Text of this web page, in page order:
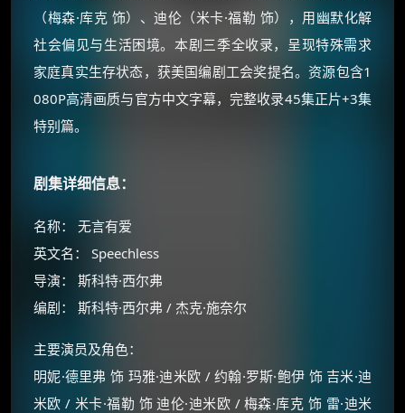
（梅森·库克 饰）、迪伦（米卡·福勒 饰），用幽默化解
社会偏见与生活困境。本剧三季全收录，呈现特殊需求
家庭真实生存状态，获美国编剧工会奖提名。资源包含1
080P高清画质与官方中文字幕，完整收录45集正片+3集
特别篇。
剧集详细信息：
名称： 无言有爱
英文名： Speechless
导演： 斯科特·西尔弗
编剧： 斯科特·西尔弗 / 杰克·施奈尔
主要演员及角色：
明妮·德里弗 饰 玛雅·迪米欧 / 约翰·罗斯·鲍伊 饰 吉米·迪
米欧 / 米卡·福勒 饰 迪伦·迪米欧 / 梅森·库克 饰 雷·迪米